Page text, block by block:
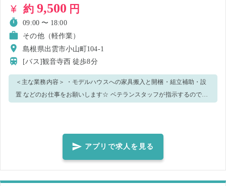
約 9,500 円
09:00 〜 18:00
その他（軽作業）
島根県出雲市小山町104-1
[バス]観音寺西徒歩8分
＜主な業務内容＞ ・モデルハウスへの家具搬入と開梱・組立補助・設
置 などのお仕事をお願いします☆ ベテランスタッフが指示するので、
ことはレクチャーしますのでご安心ください☆ 気になった方はぜひご
アプリで求人を見る